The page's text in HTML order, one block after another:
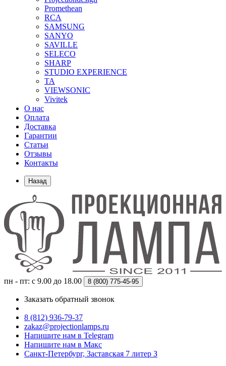
Promethean
RCA
SAMSUNG
SANYO
SAVILLE
SELECO
SHARP
STUDIO EXPERIENCE
TA
VIEWSONIC
Vivitek
О нас
Оплата
Доставка
Гарантии
Статьи
Отзывы
Контакты
Назад
пн - пт: с 9.00 до 18.00 8 (800) 775-45-95
Заказать обратный звонок
8 (812) 936-79-37
zakaz@projectionlamps.ru
Напишите нам в Telegram
Напишите нам в Макс
Санкт-Петербург, Заставская 7 литер З